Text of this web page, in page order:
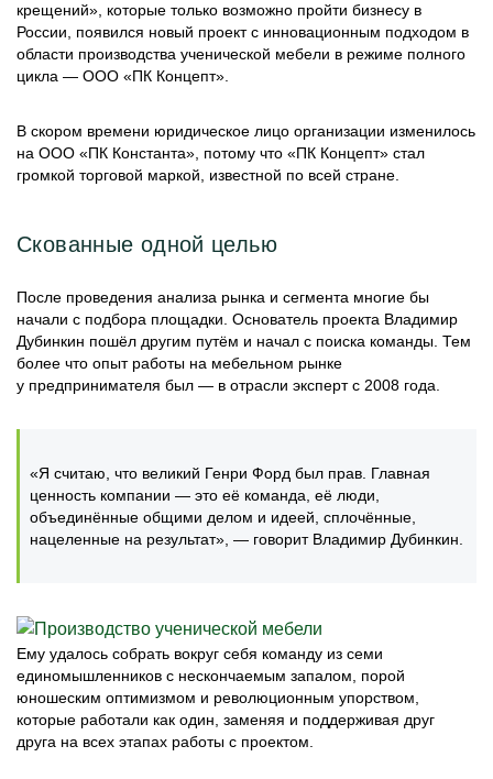
крещений», которые только возможно пройти бизнесу в
России, появился новый проект с инновационным подходом в
области производства ученической мебели в режиме полного
цикла — ООО «ПК Концепт».
В скором времени юридическое лицо организации изменилось
на ООО «ПК Константа», потому что «ПК Концепт» стал
громкой торговой маркой, известной по всей стране.
Скованные одной целью
После проведения анализа рынка и сегмента многие бы
начали с подбора площадки. Основатель проекта Владимир
Дубинкин пошёл другим путём и начал с поиска команды. Тем
более что опыт работы на мебельном рынке
у предпринимателя был — в отрасли эксперт с 2008 года.
«Я считаю, что великий Генри Форд был прав. Главная
ценность компании — это её команда, её люди,
объединённые общими делом и идеей, сплочённые,
нацеленные на результат», — говорит Владимир Дубинкин.
Ему удалось собрать вокруг себя команду из семи
единомышленников с нескончаемым запалом, порой
юношеским оптимизмом и революционным упорством,
которые работали как один, заменяя и поддерживая друг
друга на всех этапах работы с проектом.